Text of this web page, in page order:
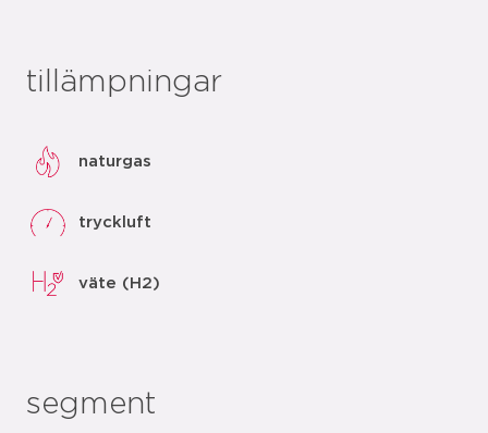
tillämpningar
naturgas
tryckluft
väte (H2)
segment